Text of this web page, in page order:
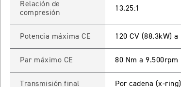
Relación de
compresión
13.25:1
Potencia máxima CE 120 CV (88.3kW)
Par máximo CE 80 Nm a 9.500rpm
Transmisión final Por cadena (x-ring)